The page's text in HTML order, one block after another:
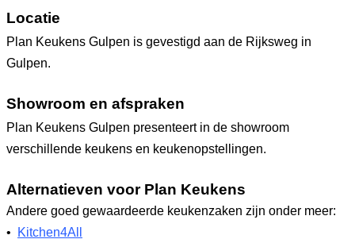
Locatie
Plan Keukens Gulpen is gevestigd aan de Rijksweg in
Gulpen.
Showroom en afspraken
Plan Keukens Gulpen presenteert in de showroom
verschillende keukens en keukenopstellingen.
Alternatieven voor Plan Keukens
Andere goed gewaardeerde keukenzaken zijn onder meer:
•
Kitchen4All